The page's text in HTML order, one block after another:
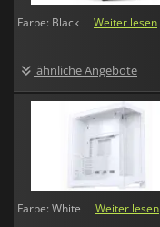
Farbe: Black Weiter lesen
ähnliche Angebote
Farbe: White Weiter lesen